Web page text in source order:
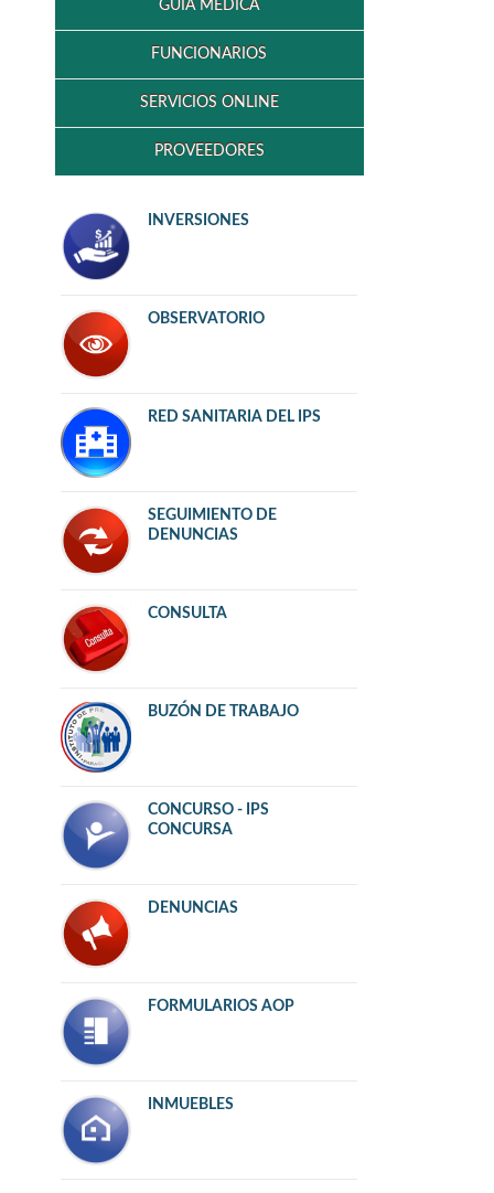
GUÍA MEDICA
FUNCIONARIOS
SERVICIOS ONLINE
PROVEEDORES
INVERSIONES
OBSERVATORIO
RED SANITARIA DEL IPS
SEGUIMIENTO DE
DENUNCIAS
CONSULTA
BUZÓN DE TRABAJO
CONCURSO - IPS
CONCURSA
DENUNCIAS
FORMULARIOS AOP
INMUEBLES